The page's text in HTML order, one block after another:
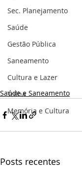
Sec. Planejamento
Saúde
Gestão Pública
Saneamento
Cultura e Lazer
Trilha
Memória e Cultura
Saúde e Saneamento
Posts recentes